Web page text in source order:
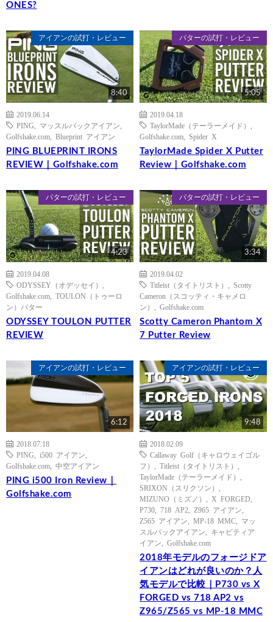
ONES?
アイアンの試打・レビュー
8:40
2019.06.14
PING
マッスルバックアイアン
Golfshake.com
Blueprint アイアン
PING BLUEPRINT IRONS
REVIEW｜Golfshake.com
パターの試打・レビュー
5:05
2019.04.18
TaylorMade（テーラーメイド）
Golfshake.com
Spider X
TaylorMade Spider X Putter
Review｜Golfshake.com
パターの試打・レビュー
4:23
2019.04.08
ODYSSEY（オデッセイ）
Golfshake.com
TOULON（トゥーロ
ン）パター
ODYSSEY TOULON PUTTER
REVIEW
パターの試打・レビュー
3:34
2019.04.02
Titleist（タイトリスト）
Scotty
Cameron（スコッティ・キャメロ
ン）
Golfshake.com
Scotty Cameron Phantom X
7 Putter Review
アイアンの試打・レビュー
6:12
2018.07.18
PING
i500 アイアン
Golfshake.com
中空アイアン
PING i500 Iron Review｜
Golfshake.com
アイアンの試打・レビュー
9:48
2018.02.09
Callaway Golf（キャロウェイゴル
フ）
Titleist（タイトリスト）
TaylorMade（テーラーメイド）
SRIXON（スリクソン）
MIZUNO（ミズノ）
X FORGED
P730
718 AP2 Z965 アイアン
Z565 アイアン
MP-18 MMC
マッ
スルバックアイアン
キャビティア
イアン
Golfshake.com
2018年モデルのフォージドア
イアンはどれが良いのか？人
気モデルで比較｜P730 vs X
FORGED vs 718 AP2 vs
Z965/Z565 vs MP-18 MMC